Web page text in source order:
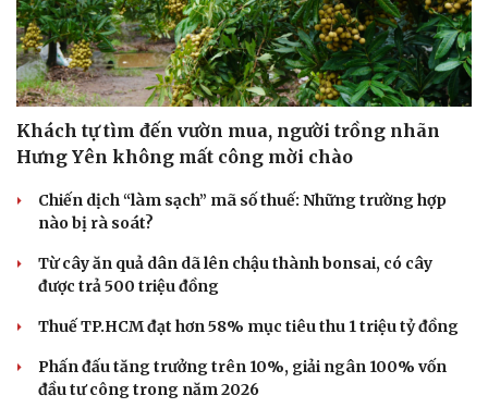
Khách tự tìm đến vườn mua, người trồng nhãn
Hưng Yên không mất công mời chào
Chiến dịch “làm sạch” mã số thuế: Những trường hợp
nào bị rà soát?
Từ cây ăn quả dân dã lên chậu thành bonsai, có cây
được trả 500 triệu đồng
Thuế TP.HCM đạt hơn 58% mục tiêu thu 1 triệu tỷ đồng
Phấn đấu tăng trưởng trên 10%, giải ngân 100% vốn
đầu tư công trong năm 2026